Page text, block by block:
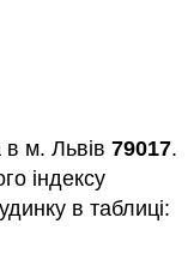
м. Львів 79017.
індексу
в таблиці: